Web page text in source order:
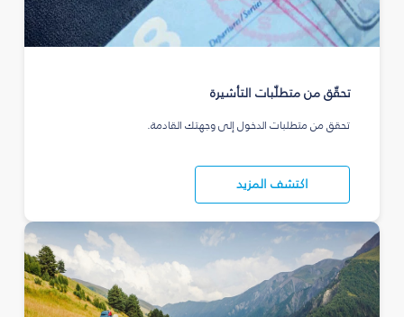
تحقّق من متطلّبات التأشيرة
تحقق من متطلبات الدخول إلى وجهتك القادمة.
اكتشف المزيد